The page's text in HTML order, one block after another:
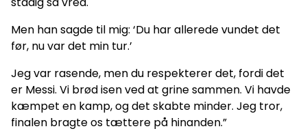
Men han sagde til mig: ‘Du har allerede vundet det
før, nu var det min tur.’
Jeg var rasende, men du respekterer det, fordi det
er Messi. Vi brød isen ved at grine sammen. Vi havde
kæmpet en kamp, og det skabte minder. Jeg tror,
finalen bragte os tættere på hinanden.”